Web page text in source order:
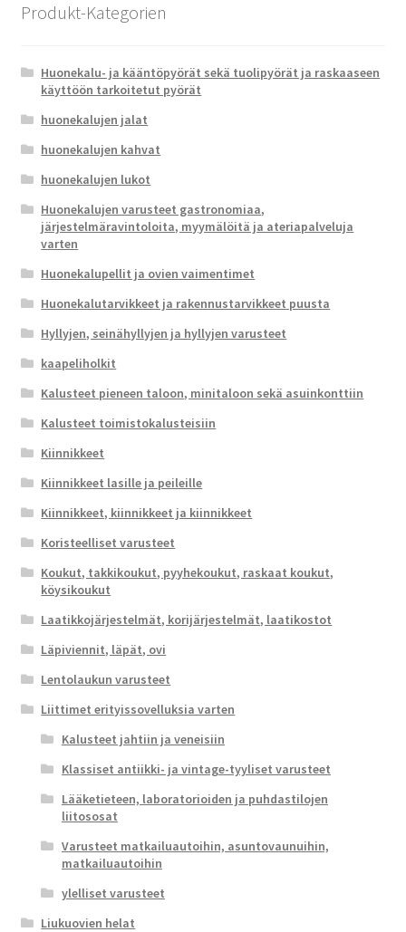
Produkt-Kategorien
Huonekalu- ja kääntöpyörät sekä tuolipyörät ja raskaaseen
käyttöön tarkoitetut pyörät
huonekalujen jalat
huonekalujen kahvat
huonekalujen lukot
Huonekalujen varusteet gastronomiaa,
järjestelmäravintoloita, myymälöitä ja ateriapalveluja
varten
Huonekalupellit ja ovien vaimentimet
Huonekalutarvikkeet ja rakennustarvikkeet puusta
Hyllyjen, seinähyllyjen ja hyllyjen varusteet
kaapeliholkit
Kalusteet pieneen taloon, minitaloon sekä asuinkonttiin
Kalusteet toimistokalusteisiin
Kiinnikkeet
Kiinnikkeet lasille ja peileille
Kiinnikkeet, kiinnikkeet ja kiinnikkeet
Koristeelliset varusteet
Koukut, takkikoukut, pyyhekoukut, raskaat koukut,
köysikoukut
Laatikkojärjestelmät, korijärjestelmät, laatikostot
Läpiviennit, läpät, ovi
Lentolaukun varusteet
Liittimet erityissovelluksia varten
Kalusteet jahtiin ja veneisiin
Klassiset antiikki- ja vintage-tyyliset varusteet
Lääketieteen, laboratorioiden ja puhdastilojen
liitososat
Varusteet matkailuautoihin, asuntovaunuihin,
matkailuautoihin
ylelliset varusteet
Liukuovien helat